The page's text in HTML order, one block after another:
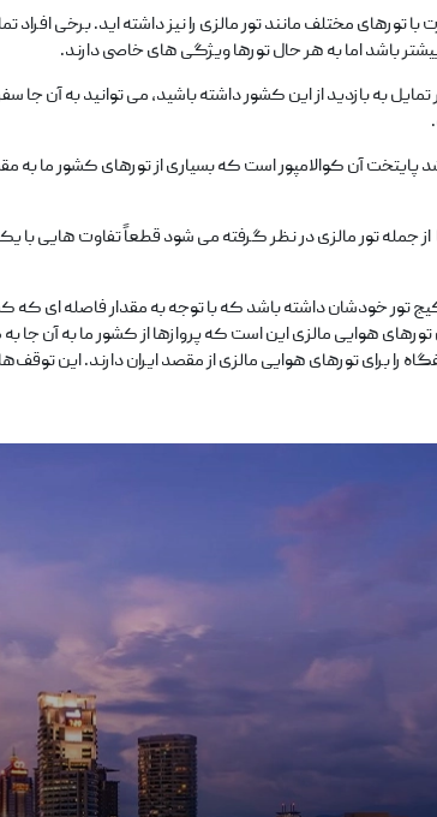
تورهای مختلف مانند تور مالزی را نیز داشته‌ اید. برخی
باشد اما به هر حال تورها ویژگی‌ های خاصی دارند.
تمایل به بازدید از این کشور داشته باشید، می‌ توانید به
پایتخت آن کوالامپور است که بسیاری از تورهای کشور
جمله تور مالزی در نظر گرفته می‌ شود قطعاً تفاوت‌ هایی با
خودشان داشته باشد که با توجه به مقدار فاصله‌ ای که
هوایی مالزی این است که پروازها از کشور ما به آن
را برای تورهای هوایی مالزی از مقصد ایران دارند. این